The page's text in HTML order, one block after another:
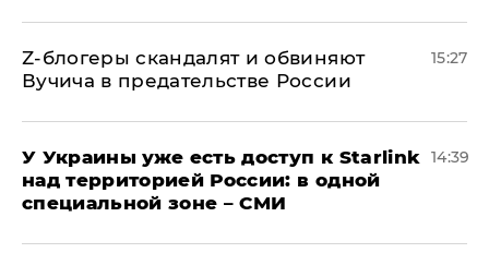
Z-блогеры скандалят и обвиняют
Вучича в предательстве России
15:27
У Украины уже есть доступ к Starlink
над территорией России: в одной
специальной зоне – СМИ
14:39